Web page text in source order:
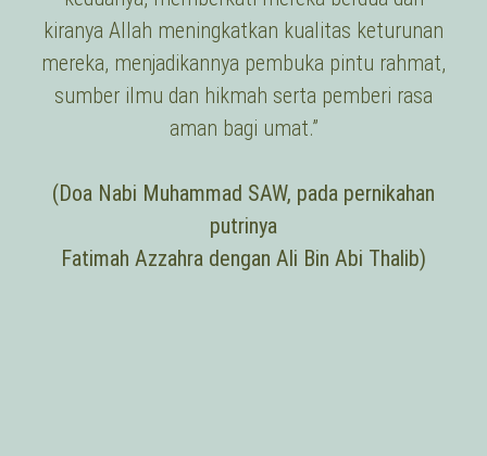
kiranya Allah meningkatkan kualitas keturunan
mereka, menjadikannya pembuka pintu rahmat,
sumber ilmu dan hikmah serta pemberi rasa
aman bagi umat.”
(Doa Nabi Muhammad SAW, pada pernikahan
putrinya
Fatimah Azzahra dengan Ali Bin Abi Thalib)